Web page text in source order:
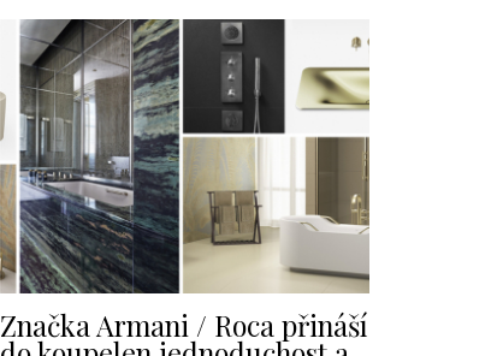
Značka Armani / Roca přináší